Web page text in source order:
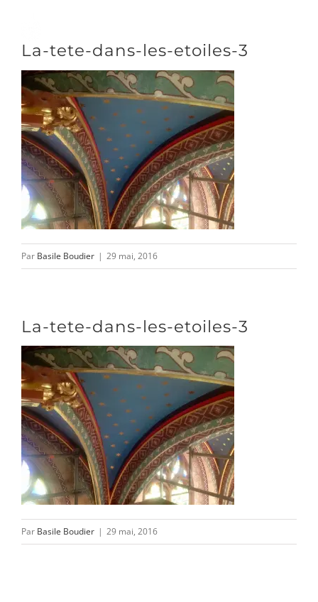
contenu
DÉCOUVRIR
VENIR
NOUS SUIVRE
L’ASSOCIATION
CONTACT/ACCÈS
La-tete-dans-les-etoiles-3
Par Basile Boudier | 29 mai, 2016
La-tete-dans-les-etoiles-3
Par Basile Boudier | 29 mai, 2016